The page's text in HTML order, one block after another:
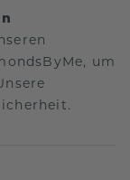
um